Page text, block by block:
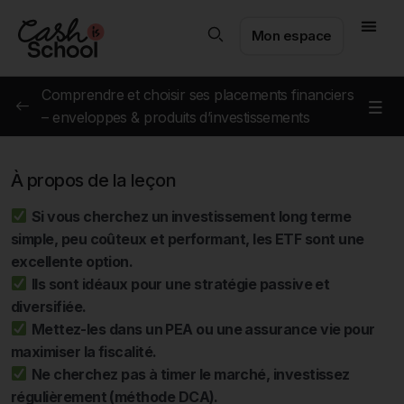
Mon espace
– Enveloppes & Produits d’investissement
L’assurance vie : votre allié financier pour chaque
étape de votre vie
0/8
Le Plan d’Épargne Retraite (PER) : un outil puissant
pour préparer l’avenir
Le Plan d’Épargne en Actions (PEA) : Un Outil
Puissant pour Investir en Bourse
Le Plan d’Épargne Entreprise (PEE) : un dispositif
Comprendre et choisir ses placements financiers
– enveloppes & produits d’investissements
À propos de la leçon
Si vous cherchez un investissement long terme
simple, peu coûteux et performant, les ETF sont une
excellente option.
Ils sont idéaux pour une stratégie passive et
diversifiée.
Mettez-les dans un PEA ou une assurance vie pour
maximiser la fiscalité.
Ne cherchez pas à timer le marché, investissez
régulièrement (méthode DCA).